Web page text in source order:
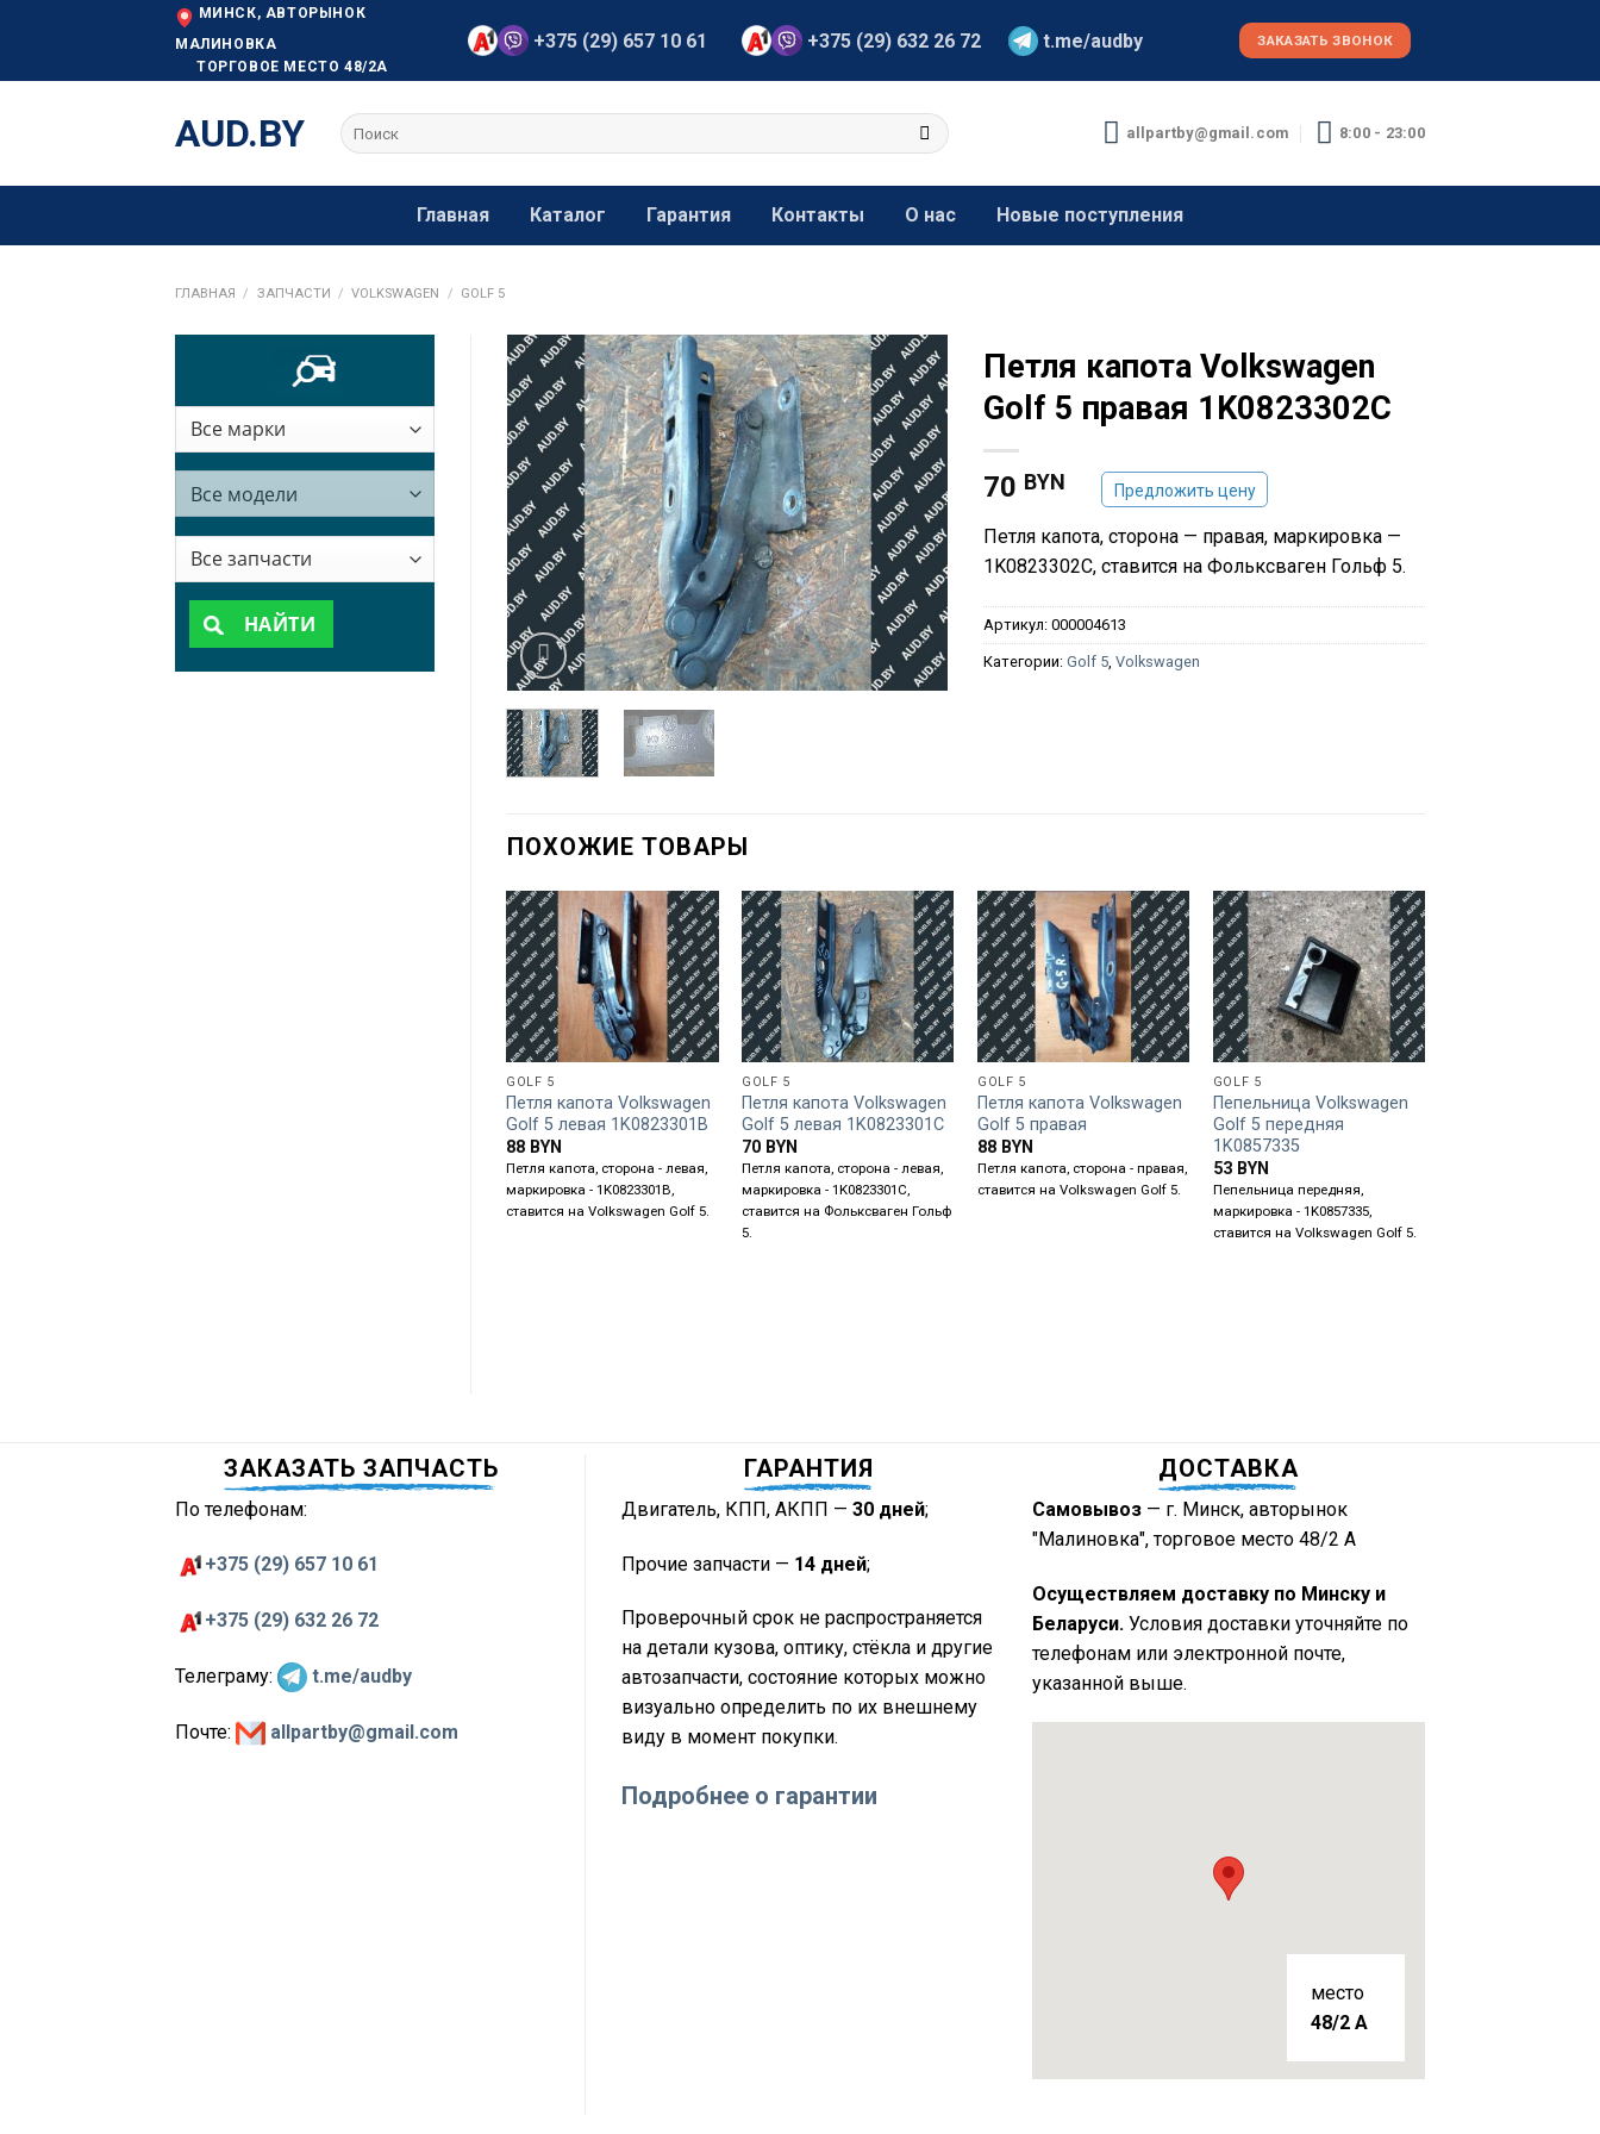
МИНСК, АВТОРЫНОК
МАЛИНОВКА
ТОРГОВОЕ МЕСТО 48/2А
+375 (29) 657 10 61 +375 (29) 632 26 72 t.me/audby ЗАКАЗАТЬ ЗВОНОК
AUD.BY Искать: allpartby@gmail.com 8:00 - 23:00
Главная Каталог Гарантия Контакты О нас Новые поступления
ГЛАВНАЯ / ЗАПЧАСТИ / VOLKSWAGEN / GOLF 5
НАЙТИ
Петля капота Volkswagen
Golf 5 правая 1K0823302C
70 BYN Предложить цену
Петля капота, сторона — правая, маркировка —
1K0823302C, ставится на Фольксваген Гольф 5.
Артикул:000004613
Категории:Golf 5 ,Volkswagen
ПОХОЖИЕ ТОВАРЫ
GOLF 5
Петля капота Volkswagen
Golf 5 левая 1K0823301B
88 BYN
Петля капота, сторона - левая,
маркировка - 1K0823301B,
ставится на Volkswagen Golf 5.
GOLF 5
Петля капота Volkswagen
Golf 5 левая 1K0823301C
70 BYN
Петля капота, сторона - левая,
маркировка - 1K0823301C,
ставится на Фольксваген Гольф
5.
GOLF 5
Петля капота Volkswagen
Golf 5 правая
88 BYN
Петля капота, сторона - правая,
ставится на Volkswagen Golf 5.
GOLF 5
Пепельница Volkswagen
Golf 5 передняя
1K0857335
53 BYN
Пепельница передняя,
маркировка - 1K0857335,
ставится на Volkswagen Golf 5.
ЗАКАЗАТЬ ЗАПЧАСТЬ
По телефонам:
+375 (29) 657 10 61
+375 (29) 632 26 72
Телеграму: t.me/audby
Почте: allpartby@gmail.com
ГАРАНТИЯ
Двигатель, КПП, АКПП — 30 дней;
Прочие запчасти — 14 дней;
Проверочный срок не распространяется
на детали кузова, оптику, стёкла и другие
автозапчасти, состояние которых можно
визуально определить по их внешнему
виду в момент покупки.
Подробнее о гарантии
ДОСТАВКА
Самовывоз— г. Минск, авторынок
"Малиновка", торговое место 48/2 А
Осуществляем доставку по Минску и
Беларуси. Условия доставки уточняйте по
телефонам или электронной почте,
указанной выше.
место
48/2 A